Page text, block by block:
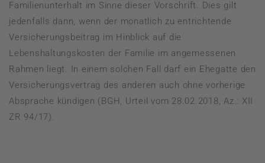
Familienunterhalt im Sinne dieser Vorschrift. Dies gilt
jedenfalls dann, wenn der monatlich zu entrichtende
Versicherungsbeitrag im Hinblick auf die
Lebenshaltungskosten der Familie im angemessenen
Rahmen liegt. In einem solchen Fall darf ein Ehegatte den
Versicherungsvertrag des anderen auch ohne vorherige
Absprache kündigen (BGH, Urteil vom 28.02.2018, Az.: XII
ZR 94/17).